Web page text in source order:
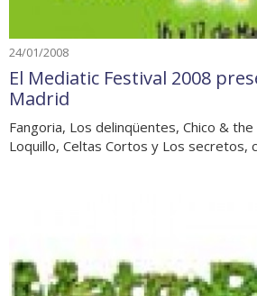
24/01/2008
El Mediatic Festival 2008
Madrid
Fangoria, Los delinqüentes, Chico &
Loquillo, Celtas Cortos y Los secretos,